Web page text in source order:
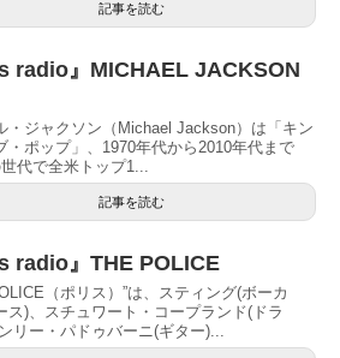
記事を読む
radio』MICHAEL JACKSON
・ジャクソン（Michael Jackson）は「キン
・ポップ」、1970年代から2010年代まで
世代で全米トップ1...
記事を読む
radio』THE POLICE
（ポリス）”は、スティング(ボーカ
ス)、スチュワート・コープランド(ドラ
リー・パドゥバーニ(ギター)...